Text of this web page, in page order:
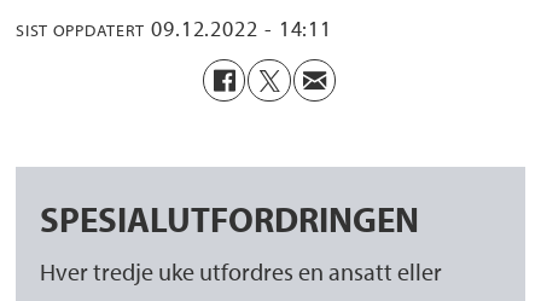
SIST OPPDATERT 09.12.2022 - 14:11
SPESIALUTFORDRINGEN
Hver tredje uke utfordres en ansatt eller